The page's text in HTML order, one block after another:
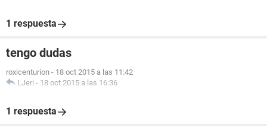
1 respuesta
tengo dudas
roxicenturion - 18 oct 2015 a las 11:42
LJeri - 18 oct 2015 a las 16:36
1 respuesta